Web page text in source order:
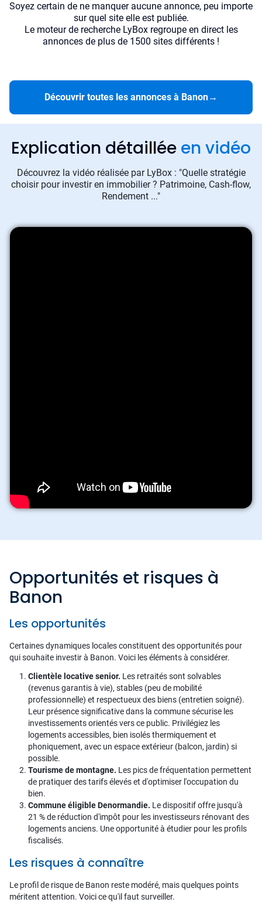
Soyez certain de ne manquer aucune annonce, peu importe
sur quel site elle est publiée.
Le moteur de recherche LyBox regroupe en direct les
annonces de plus de 1500 sites différents !
Découvrir toutes les annonces à Banon→
Explication détaillée en vidéo
Découvrez la vidéo réalisée par LyBox : "Quelle stratégie
choisir pour investir en immobilier ? Patrimoine, Cash-flow,
Rendement ..."
Opportunités et risques à
Banon
Les opportunités
Certaines dynamiques locales constituent des opportunités pour
qui souhaite investir à Banon. Voici les éléments à considérer.
Clientèle locative senior. Les retraités sont solvables
(revenus garantis à vie), stables (peu de mobilité
professionnelle) et respectueux des biens (entretien soigné).
Leur présence significative dans la commune sécurise les
investissements orientés vers ce public. Privilégiez les
logements accessibles, bien isolés thermiquement et
phoniquement, avec un espace extérieur (balcon, jardin) si
possible.
Tourisme de montagne. Les pics de fréquentation permettent
de pratiquer des tarifs élevés et d'optimiser l'occupation du
bien.
Commune éligible Denormandie. Le dispositif offre jusqu'à
21 % de réduction d'impôt pour les investisseurs rénovant des
logements anciens. Une opportunité à étudier pour les profils
fiscalisés.
Les risques à connaître
Le profil de risque de Banon reste modéré, mais quelques points
méritent attention. Voici ce qu'il faut surveiller.